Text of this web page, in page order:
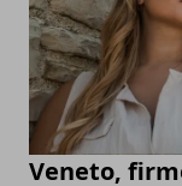
Veneto,